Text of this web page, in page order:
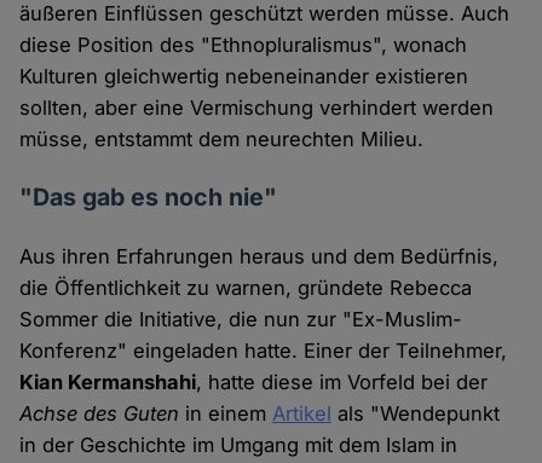
äußeren Einflüssen geschützt werden müsse. Auch
diese Position des "Ethnopluralismus", wonach
Kulturen gleichwertig nebeneinander existieren
sollten, aber eine Vermischung verhindert werden
müsse, entstammt dem neurechten Milieu.
"Das gab es noch nie"
Aus ihren Erfahrungen heraus und dem Bedürfnis,
die Öffentlichkeit zu warnen, gründete Rebecca
Sommer die Initiative, die nun zur "Ex-Muslim-
Konferenz" eingeladen hatte. Einer der Teilnehmer,
Kian Kermanshahi, hatte diese im Vorfeld bei der
Achse des Guten in einemArtikel als "Wendepunkt
in der Geschichte im Umgang mit dem Islam in